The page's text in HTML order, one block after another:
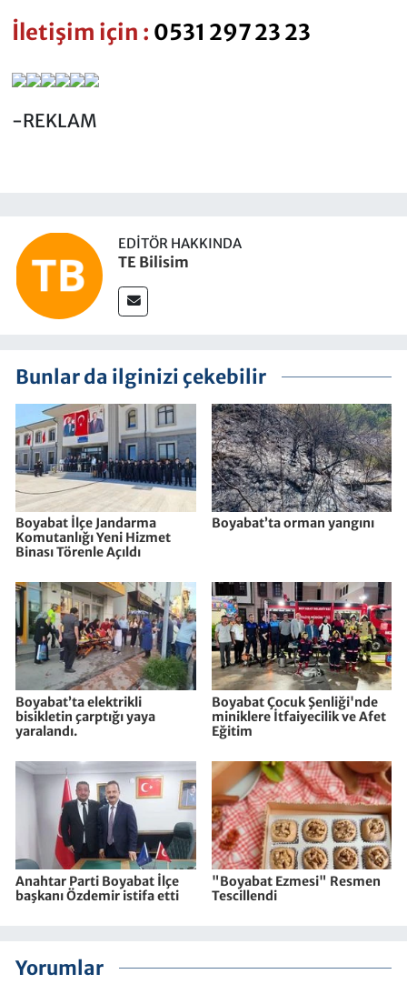
İletişim için : 0531 297 23 23
-REKLAM
EDITÖR HAKKINDA
TE Bilisim
Bunlar da ilginizi çekebilir
Boyabat İlçe Jandarma
Komutanlığı Yeni Hizmet
Binası Törenle Açıldı
Boyabat’ta orman yangını
Boyabat’ta elektrikli
bisikletin çarptığı yaya
yaralandı.
Boyabat Çocuk Şenliği'nde
miniklere İtfaiyecilik ve Afet
Eğitim
Anahtar Parti Boyabat İlçe
başkanı Özdemir istifa etti
"Boyabat Ezmesi" Resmen
Tescillendi
Yorumlar